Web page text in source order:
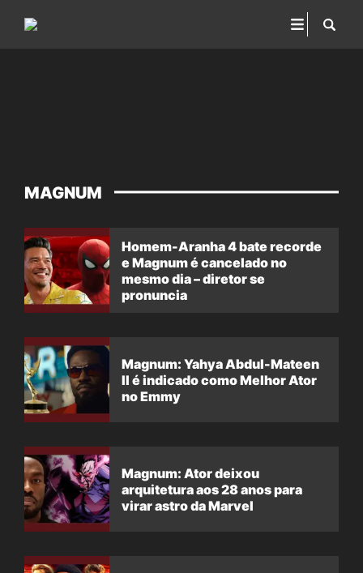
MAGNUM
Homem-Aranha 4 bate recorde
e Magnum é cancelado no
mesmo dia – diretor se
pronuncia
Magnum: Yahya Abdul-Mateen
II é indicado como Melhor Ator
no Emmy
Magnum: Ator deixou
arquitetura aos 28 anos para
virar astro da Marvel